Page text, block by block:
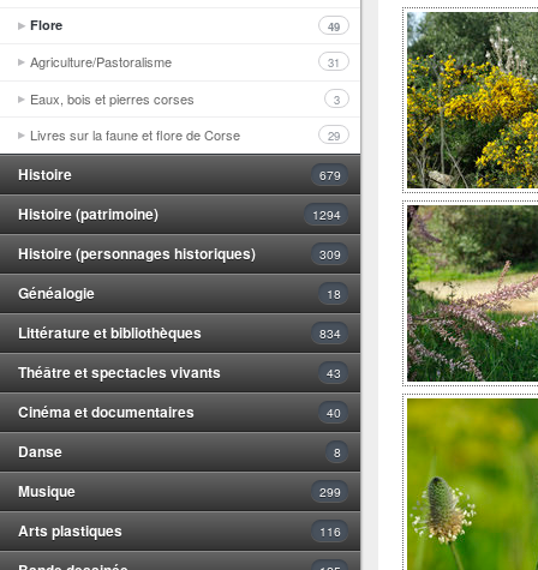
Flore 49
Agriculture/Pastoralisme 31
Eaux, bois et pierres corses 3
Livres sur la faune et flore de Corse 29
Histoire 679
Histoire (patrimoine) 1294
Histoire (personnages historiques) 309
Généalogie 18
Littérature et bibliothèques 834
Théâtre et spectacles vivants 43
Cinéma et documentaires 40
Danse 8
Musique 299
Arts plastiques 116